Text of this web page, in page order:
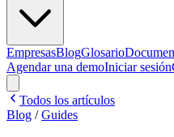
EmpresasBlogGlosario
Agendar una demoIniciar sesión
Todos los artículos
Blog /Guides